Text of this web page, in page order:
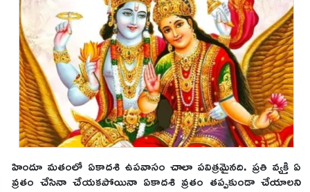
హిందూ మతంలో ఏకాదశి ఉపవాసం చాలా పవిత్రమైనది. ప్రతి వ్యక్తి ఏ
వ్రతం చేసినా చేయకపోయినా ఏకాదశి వ్రతం తప్పకుండా చేయాలని